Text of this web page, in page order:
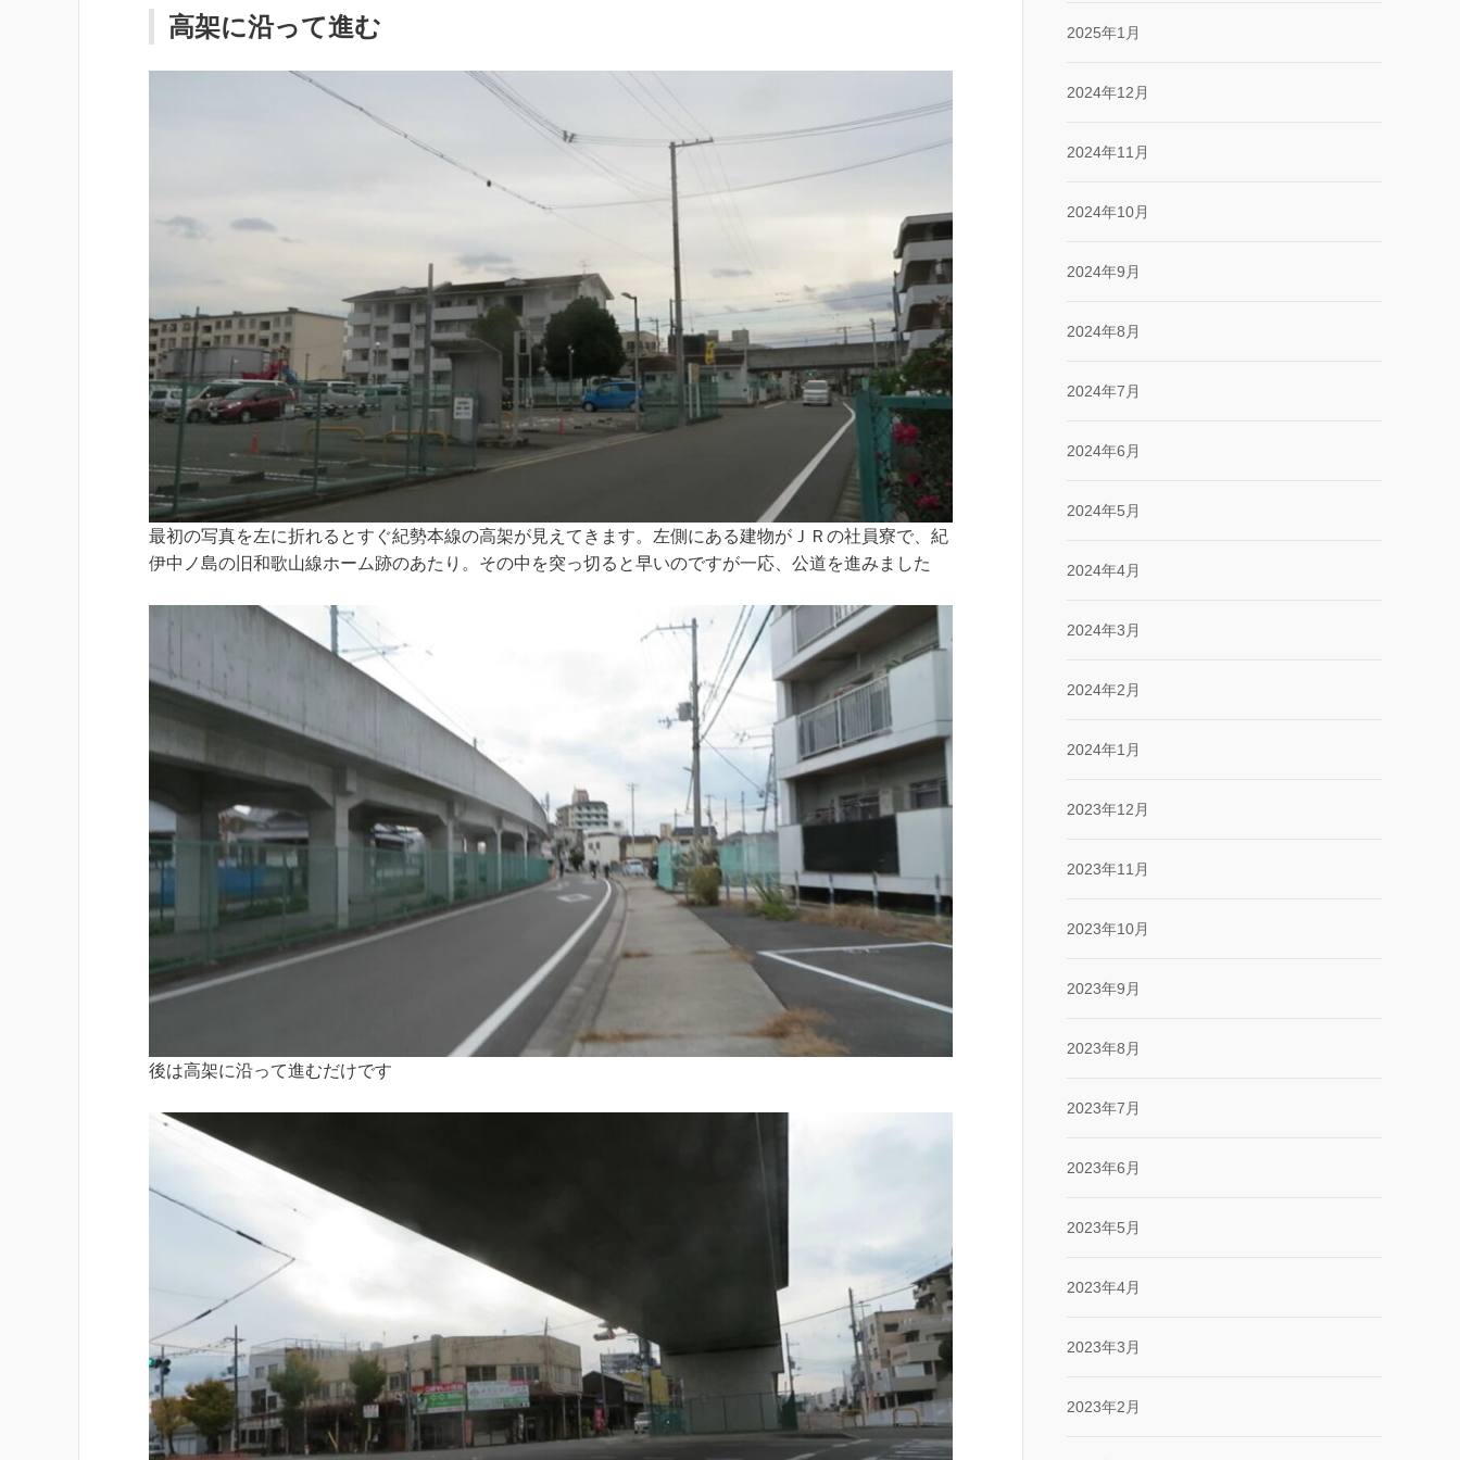
高架に沿って進む
最初の写真を左に折れるとすぐ紀勢本線の高架が見えてきます。左側にある建物がＪＲの社員寮で、紀
伊中ノ島の旧和歌山線ホーム跡のあたり。その中を突っ切ると早いのですが一応、公道を進みました
後は高架に沿って進むだけです
2025年1月
2024年12月
2024年11月
2024年10月
2024年9月
2024年8月
2024年7月
2024年6月
2024年5月
2024年4月
2024年3月
2024年2月
2024年1月
2023年12月
2023年11月
2023年10月
2023年9月
2023年8月
2023年7月
2023年6月
2023年5月
2023年4月
2023年3月
2023年2月